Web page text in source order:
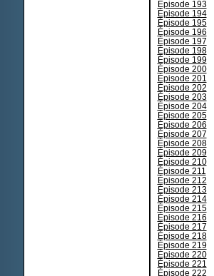
Épisode 193
Épisode 194
Épisode 195
Épisode 196
Épisode 197
Épisode 198
Épisode 199
Épisode 200
Épisode 201
Épisode 202
Épisode 203
Épisode 204
Épisode 205
Épisode 206
Épisode 207
Épisode 208
Épisode 209
Épisode 210
Épisode 211
Épisode 212
Épisode 213
Épisode 214
Épisode 215
Épisode 216
Épisode 217
Épisode 218
Épisode 219
Épisode 220
Épisode 221
Épisode 222